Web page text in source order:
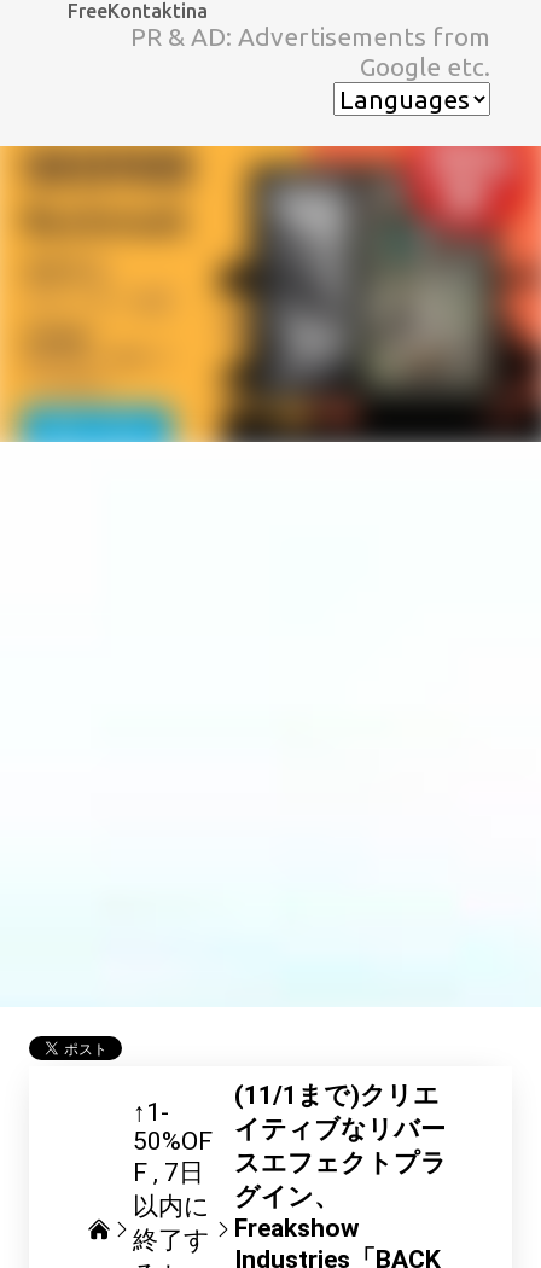
スキップしてメイン コンテンツに移動
FreeKontaktina
PR & AD: Advertisements from
Google etc.
↑1-
50%OF
F
7日
以内に
終了す
(11/1まで)クリエ
イティブなリバー
スエフェクトプラ
グイン、
Freakshow
Industries「BACK